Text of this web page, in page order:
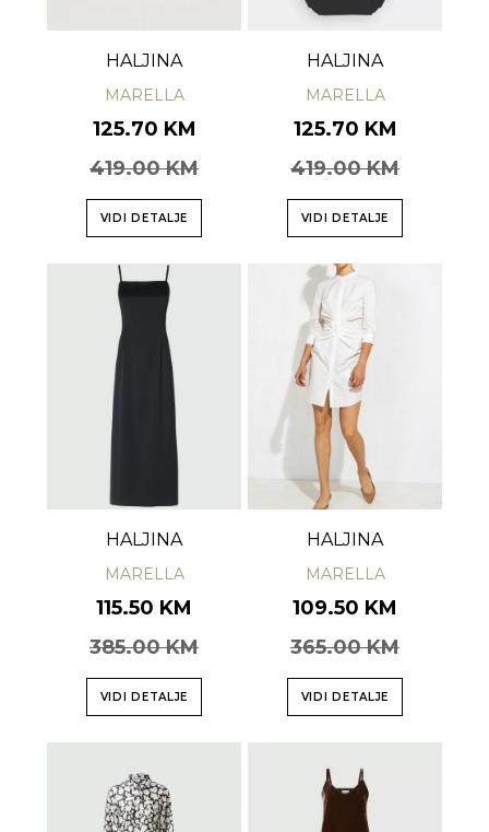
HALJINA
MARELLA
125.70 KM
419.00 KM
VIDI DETALJE
HALJINA
MARELLA
125.70 KM
419.00 KM
VIDI DETALJE
HALJINA
MARELLA
115.50 KM
385.00 KM
VIDI DETALJE
HALJINA
MARELLA
109.50 KM
365.00 KM
VIDI DETALJE